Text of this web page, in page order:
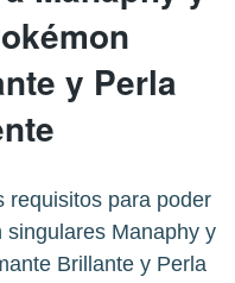
y Perla
requisitos para poder
Manaphy y
Brillante y Perla